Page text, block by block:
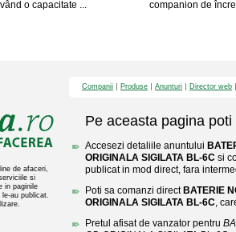
o capacitate ...
companion de
de afaceri,
si
in paginile
au publicat.
Companii Produse Anunturi Director web
Pe aceasta pagina poti
Accesezi detaliile anuntului
ORIGINALA SIGILATA BL-6C si
publicat in mod direct, fara
Poti sa comanzi direct BATERIE
ORIGINALA SIGILATA BL-6C,
Pretul afisat de vanzator pentru